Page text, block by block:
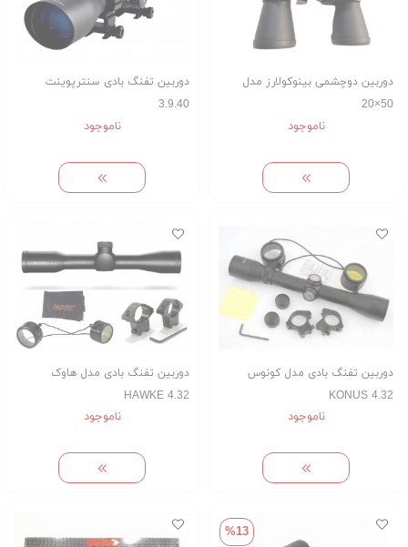
دوربین دوچشمی بینوکولارز مدل
50×20
ناموجود
دوربین تفنگ بادی سنترپوینت
3.9.40
ناموجود
دوربین تفنگ بادی مدل کونوس
KONUS 4.32
ناموجود
دوربین تفنگ بادی مدل هاوک
HAWKE 4.32
ناموجود
%13